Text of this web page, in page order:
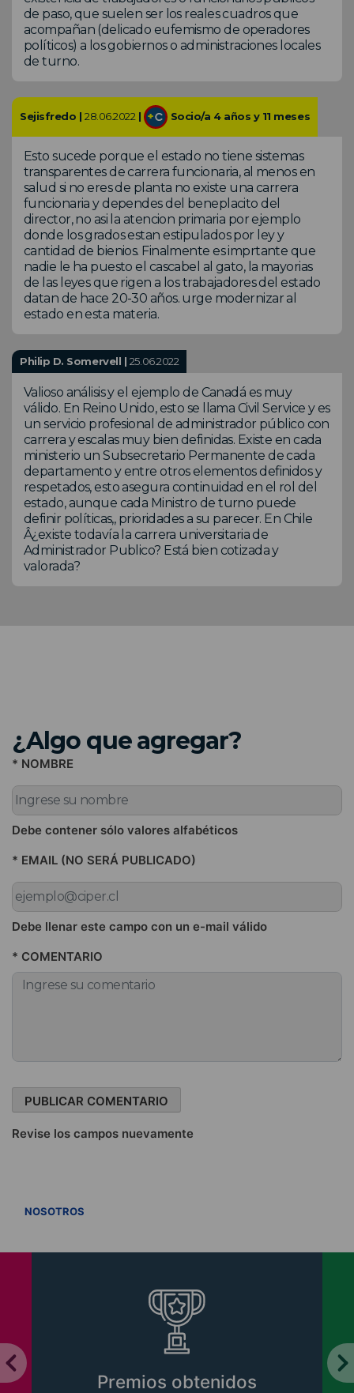
de paso, que suelen ser los reales cuadros que
acompañan (delicado eufemismo de operadores
políticos) a los gobiernos o administraciones locales
de turno.
Sejisfredo |28.06.2022 | Socio/a 4 años y 11 meses
Esto sucede porque el estado no tiene sistemas
transparentes de carrera funcionaria, al menos en
salud si no eres de planta no existe una carrera
funcionaria y dependes del beneplacito del
director, no asi la atencion primaria por ejemplo
donde los grados estan estipulados por ley y
cantidad de bienios. Finalmente es imprtante que
nadie le ha puesto el cascabel al gato, la mayorias
de las leyes que rigen a los trabajadores del estado
datan de hace 20-30 años. urge modernizar al
estado en esta materia.
Philip D. Somervell | 25.06.2022
Valioso análisis y el ejemplo de Canadá es muy
válido. En Reino Unido, esto se llama Civil Service y es
un servicio profesional de administrador público con
carrera y escalas muy bien definidas. Existe en cada
ministerio un Subsecretario Permanente de cada
departamento y entre otros elementos definidos y
respetados, esto asegura continuidad en el rol del
estado, aunque cada Ministro de turno puede
definir políticas,, prioridades a su parecer. En Chile
Â¿existe todavía la carrera universitaria de
Administrador Publico? Está bien cotizada y
valorada?
¿Algo que agregar?
* NOMBRE
Debe contener sólo valores alfabéticos
* EMAIL (NO SERÁ PUBLICADO)
Debe llenar este campo con un e-mail válido
* COMENTARIO
Revise los campos nuevamente
NOSOTROS
Premios obtenidos